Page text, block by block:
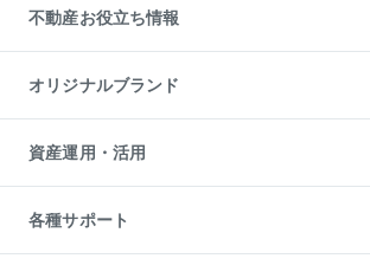
貸すガイド
事業用不動産
マンション投資
投資用マンション
アパート経営
収益物件
ビル購入（ビル一棟）
投資用不動産の売却査定
事業用不動産の売却査定
不動産お役立ち情報
マンションライブラリー
人気マンションランキング
暮らしに役立つ不動産メディア
不動産相場・不動産価格情報
不動産コラム・ニュース
不動産用語集
不動産なんでもネット相談室
住まいの税金
オリジナルブランド
一棟リノベーションマンション
L`GENTE（ルジェンテ）
区分リノベーションマンション
投資用一棟レジデンスWELL
不動産小口投資
資産運用・活用
不動産M&A
アセットマネジメント・出資
各種サポート